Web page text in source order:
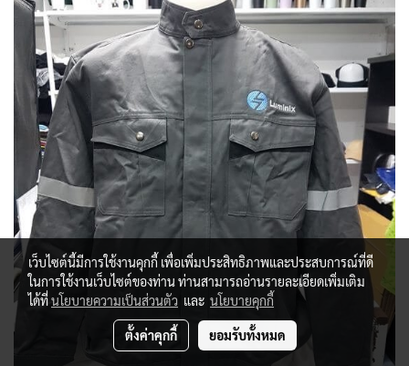
เว็บไซต์นี้มีการใช้งานคุกกี้ เพื่อเพิ่มประสิทธิภาพและประสบการณ์ที่ดี
ในการใช้งานเว็บไซต์ของท่าน ท่านสามารถอ่านรายละเอียดเพิ่มเติม
ได้ที่นโยบายความเป็นส่วนตัว และ นโยบายคุกกี้
ตั้งค่าคุกกี้ ยอมรับทั้งหมด